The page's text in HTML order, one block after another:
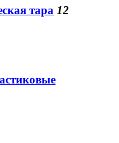
тара 12